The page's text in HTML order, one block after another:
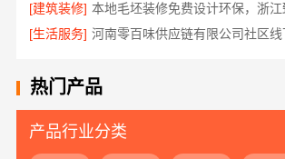
[建筑装修]
[生活服务]
热门产品
产品行业分类